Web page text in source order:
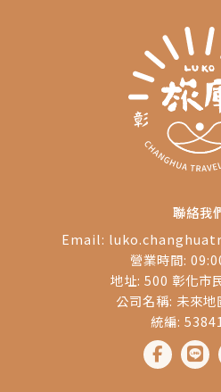
源，讓照顧不再孤單。
聯絡我
Email:
營業時間:
地址: 500 彰化市
公司名稱: 未來地
統編: